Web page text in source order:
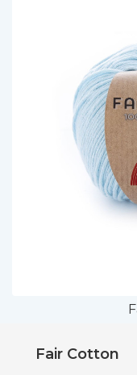
Fair Cotton